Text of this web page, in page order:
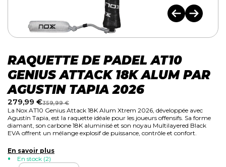
RAQUETTE DE PADEL AT10
GENIUS ATTACK 18K ALUM PAR
AGUSTIN TAPIA 2026
279,99 €359,99€
La Nox AT10 Genius Attack 18K Alum Xtrem 2026, développée avec
Agustín Tapia, est la raquette idéale pour les joueurs offensifs. Sa forme
diamant, son carbone 18K aluminisé et son noyau Multilayered Black
EVA offrent un mélange explosif de puissance, contrôle et confort.
En savoir plus
En stock (2)